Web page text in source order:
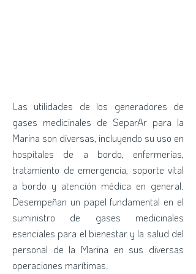
Las utilidades de los generadores de
gases medicinales de SeparAr para la
Marina son diversas, incluyendo su uso en
hospitales de a bordo, enfermerías,
tratamiento de emergencia, soporte vital
a bordo y atención médica en general.
Desempeñan un papel fundamental en el
suministro de gases medicinales
esenciales para el bienestar y la salud del
personal de la Marina en sus diversas
operaciones marítimas.